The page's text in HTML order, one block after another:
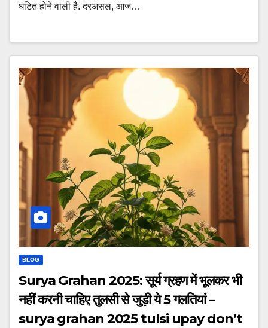
घटित होने वाली है. दरअसल, आज…
BLOG
Surya Grahan 2025: सूर्य ग्रहण में भूलकर भी
नहीं करनी चाहिए तुलसी से जुड़ी ये 5 गलतियां –
surya grahan 2025 tulsi upay don’t